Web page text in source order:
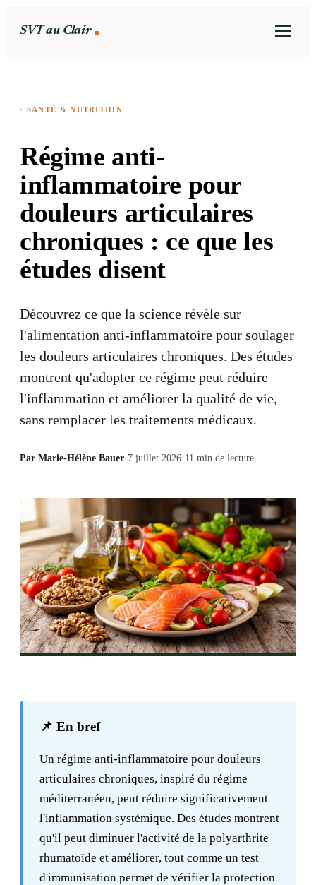
SVT au Clair
· SANTÉ & NUTRITION
Régime anti-
inflammatoire pour
douleurs articulaires
chroniques : ce que les
études disent
Découvrez ce que la science révèle sur
l'alimentation anti-inflammatoire pour soulager
les douleurs articulaires chroniques. Des études
montrent qu'adopter ce régime peut réduire
l'inflammation et améliorer la qualité de vie,
sans remplacer les traitements médicaux.
Par Marie-Hélène Bauer· 7 juillet 2026· 11 min de lecture
📌 En bref
Un régime anti-inflammatoire pour douleurs
articulaires chroniques, inspiré du régime
méditerranéen, peut réduire significativement
l'inflammation systémique. Des études montrent
qu'il peut diminuer l'activité de la polyarthrite
rhumatoïde et améliorer, tout comme un test
d'immunisation permet de vérifier la protection